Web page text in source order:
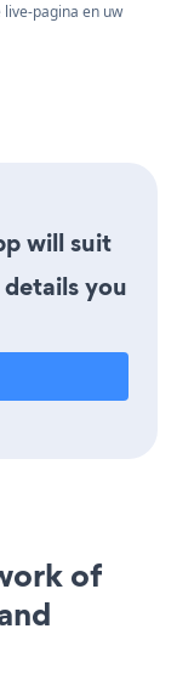
pagina en uw
will suit
you
of